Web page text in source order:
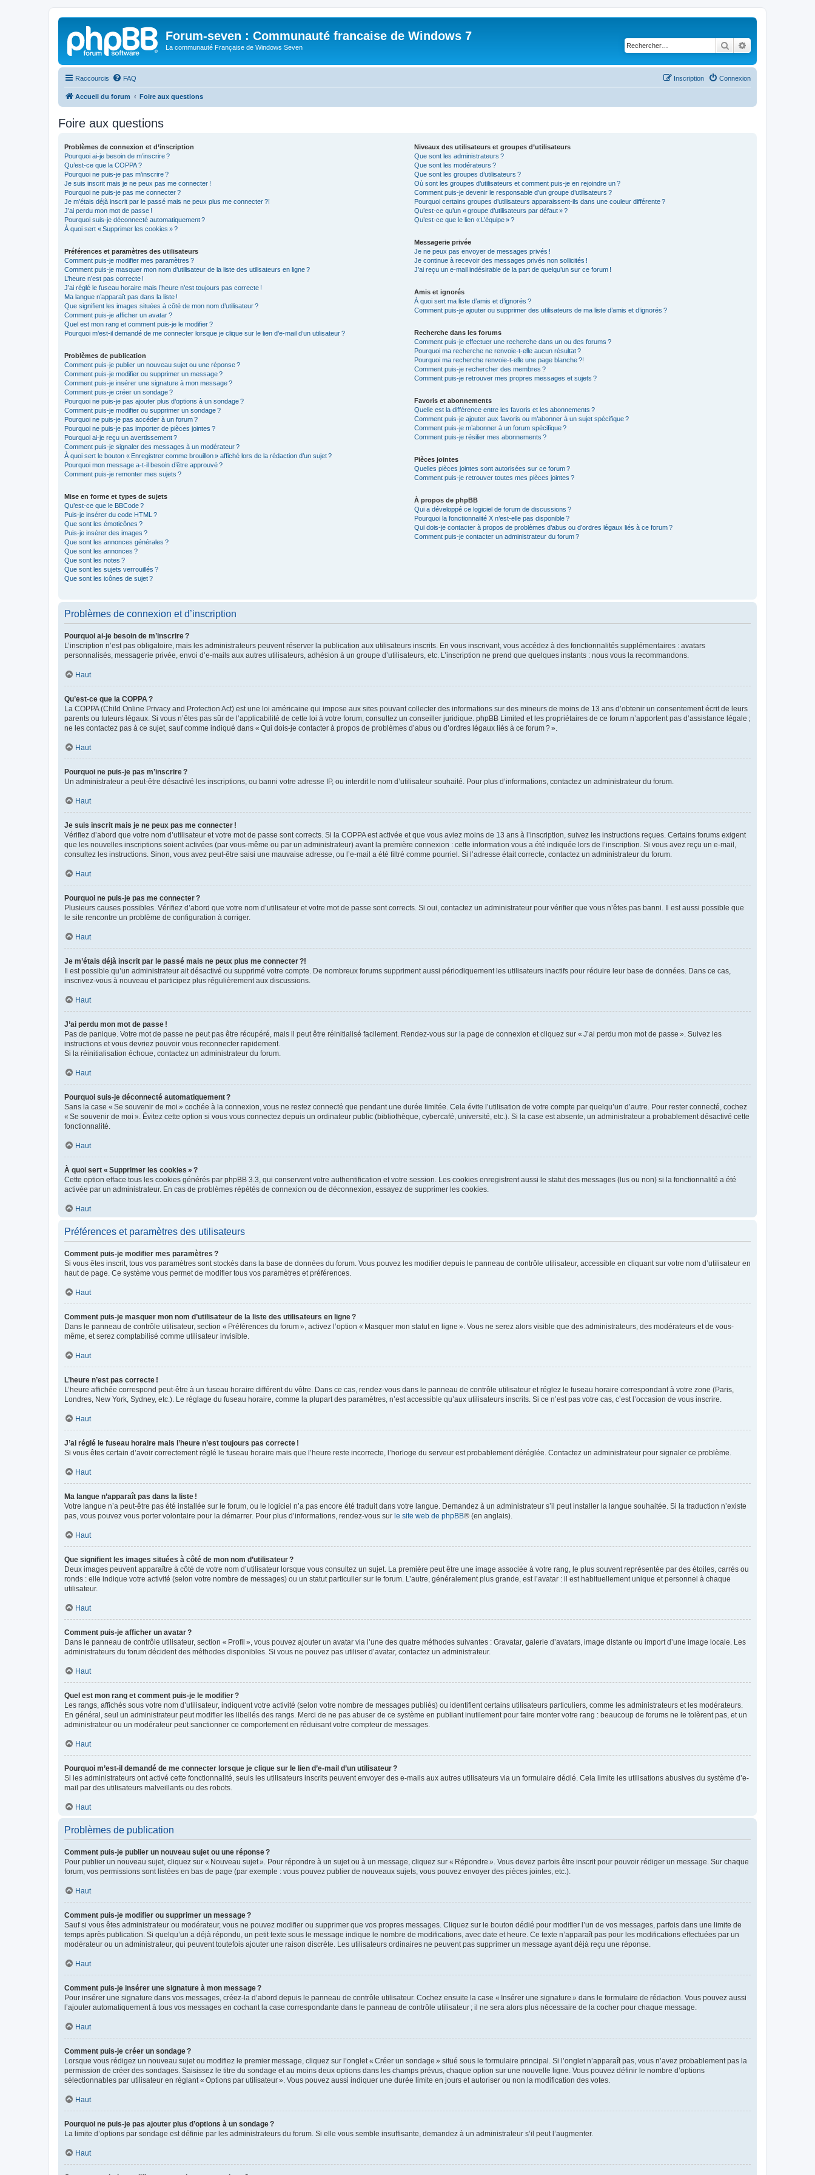
Forum-seven : Communauté francaise de Windows 7
La communauté Française de Windows Seven Rechercher
Raccourcis FAQ Connexion
Inscription
Accueil du forum Foire aux questions
Foire aux questions
Problèmes de connexion et d’inscription
Pourquoi ai-je besoin de m’inscrire ?
Qu’est-ce que la COPPA ?
Pourquoi ne puis-je pas m’inscrire ?
Je suis inscrit mais je ne peux pas me connecter !
Pourquoi ne puis-je pas me connecter ?
Je m’étais déjà inscrit par le passé mais ne peux plus me connecter ?!
J’ai perdu mon mot de passe !
Pourquoi suis-je déconnecté automatiquement ?
À quoi sert « Supprimer les cookies » ?
Préférences et paramètres des utilisateurs
Comment puis-je modifier mes paramètres ?
Comment puis-je masquer mon nom d’utilisateur de la liste des utilisateurs en ligne ?
L’heure n’est pas correcte !
J’ai réglé le fuseau horaire mais l’heure n’est toujours pas correcte !
Ma langue n’apparaît pas dans la liste !
Que signifient les images situées à côté de mon nom d’utilisateur ?
Comment puis-je afficher un avatar ?
Quel est mon rang et comment puis-je le modifier ?
Pourquoi m’est-il demandé de me connecter lorsque je clique sur le lien d’e-mail d’un utilisateur ?
Problèmes de publication
Comment puis-je publier un nouveau sujet ou une réponse ?
Comment puis-je modifier ou supprimer un message ?
Comment puis-je insérer une signature à mon message ?
Comment puis-je créer un sondage ?
Pourquoi ne puis-je pas ajouter plus d’options à un sondage ?
Comment puis-je modifier ou supprimer un sondage ?
Pourquoi ne puis-je pas accéder à un forum ?
Pourquoi ne puis-je pas importer de pièces jointes ?
Pourquoi ai-je reçu un avertissement ?
Comment puis-je signaler des messages à un modérateur ?
À quoi sert le bouton « Enregistrer comme brouillon » affiché lors de la rédaction d’un sujet ?
Pourquoi mon message a-t-il besoin d’être approuvé ?
Comment puis-je remonter mes sujets ?
Mise en forme et types de sujets
Qu’est-ce que le BBCode ?
Puis-je insérer du code HTML ?
Que sont les émoticônes ?
Puis-je insérer des images ?
Que sont les annonces générales ?
Que sont les annonces ?
Que sont les notes ?
Que sont les sujets verrouillés ?
Que sont les icônes de sujet ?
Niveaux des utilisateurs et groupes d’utilisateurs
Que sont les administrateurs ?
Que sont les modérateurs ?
Que sont les groupes d’utilisateurs ?
Où sont les groupes d’utilisateurs et comment puis-je en rejoindre un ?
Comment puis-je devenir le responsable d’un groupe d’utilisateurs ?
Pourquoi certains groupes d’utilisateurs apparaissent-ils dans une couleur différente ?
Qu’est-ce qu’un « groupe d’utilisateurs par défaut » ?
Qu’est-ce que le lien « L’équipe » ?
Messagerie privée
Je ne peux pas envoyer de messages privés !
Je continue à recevoir des messages privés non sollicités !
J’ai reçu un e-mail indésirable de la part de quelqu’un sur ce forum !
Amis et ignorés
À quoi sert ma liste d’amis et d’ignorés ?
Comment puis-je ajouter ou supprimer des utilisateurs de ma liste d’amis et d’ignorés ?
Recherche dans les forums
Comment puis-je effectuer une recherche dans un ou des forums ?
Pourquoi ma recherche ne renvoie-t-elle aucun résultat ?
Pourquoi ma recherche renvoie-t-elle une page blanche ?!
Comment puis-je rechercher des membres ?
Comment puis-je retrouver mes propres messages et sujets ?
Favoris et abonnements
Quelle est la différence entre les favoris et les abonnements ?
Comment puis-je ajouter aux favoris ou m’abonner à un sujet spécifique ?
Comment puis-je m’abonner à un forum spécifique ?
Comment puis-je résilier mes abonnements ?
Pièces jointes
Quelles pièces jointes sont autorisées sur ce forum ?
Comment puis-je retrouver toutes mes pièces jointes ?
À propos de phpBB
Qui a développé ce logiciel de forum de discussions ?
Pourquoi la fonctionnalité X n’est-elle pas disponible ?
Qui dois-je contacter à propos de problèmes d’abus ou d’ordres légaux liés à ce forum ?
Comment puis-je contacter un administrateur du forum ?
Problèmes de connexion et d’inscription
Pourquoi ai-je besoin de m’inscrire ?
L’inscription n’est pas obligatoire, mais les administrateurs peuvent réserver la publication aux utilisateurs inscrits. En vous inscrivant, vous accédez à des fonctionnalités supplémentaires : avatars
personnalisés, messagerie privée, envoi d’e-mails aux autres utilisateurs, adhésion à un groupe d’utilisateurs, etc. L’inscription ne prend que quelques instants : nous vous la recommandons.
Haut
Qu’est-ce que la COPPA ?
La COPPA (Child Online Privacy and Protection Act) est une loi américaine qui impose aux sites pouvant collecter des informations sur des mineurs de moins de 13 ans d’obtenir un consentement écrit de leurs
parents ou tuteurs légaux. Si vous n’êtes pas sûr de l’applicabilité de cette loi à votre forum, consultez un conseiller juridique. phpBB Limited et les propriétaires de ce forum n’apportent pas d’assistance légale ;
ne les contactez pas à ce sujet, sauf comme indiqué dans « Qui dois-je contacter à propos de problèmes d’abus ou d’ordres légaux liés à ce forum ? ».
Haut
Pourquoi ne puis-je pas m’inscrire ?
Un administrateur a peut-être désactivé les inscriptions, ou banni votre adresse IP, ou interdit le nom d’utilisateur souhaité. Pour plus d’informations, contactez un administrateur du forum.
Haut
Je suis inscrit mais je ne peux pas me connecter !
Vérifiez d’abord que votre nom d’utilisateur et votre mot de passe sont corrects. Si la COPPA est activée et que vous aviez moins de 13 ans à l’inscription, suivez les instructions reçues. Certains forums exigent
que les nouvelles inscriptions soient activées (par vous-même ou par un administrateur) avant la première connexion : cette information vous a été indiquée lors de l’inscription. Si vous avez reçu un e-mail,
consultez les instructions. Sinon, vous avez peut-être saisi une mauvaise adresse, ou l’e-mail a été filtré comme pourriel. Si l’adresse était correcte, contactez un administrateur du forum.
Haut
Pourquoi ne puis-je pas me connecter ?
Plusieurs causes possibles. Vérifiez d’abord que votre nom d’utilisateur et votre mot de passe sont corrects. Si oui, contactez un administrateur pour vérifier que vous n’êtes pas banni. Il est aussi possible que
le site rencontre un problème de configuration à corriger.
Haut
Je m’étais déjà inscrit par le passé mais ne peux plus me connecter ?!
Il est possible qu’un administrateur ait désactivé ou supprimé votre compte. De nombreux forums suppriment aussi périodiquement les utilisateurs inactifs pour réduire leur base de données. Dans ce cas,
inscrivez-vous à nouveau et participez plus régulièrement aux discussions.
Haut
J’ai perdu mon mot de passe !
Pas de panique. Votre mot de passe ne peut pas être récupéré, mais il peut être réinitialisé facilement. Rendez-vous sur la page de connexion et cliquez sur « J’ai perdu mon mot de passe ». Suivez les
instructions et vous devriez pouvoir vous reconnecter rapidement.
Si la réinitialisation échoue, contactez un administrateur du forum.
Haut
Pourquoi suis-je déconnecté automatiquement ?
Sans la case « Se souvenir de moi » cochée à la connexion, vous ne restez connecté que pendant une durée limitée. Cela évite l’utilisation de votre compte par quelqu’un d’autre. Pour rester connecté, cochez
« Se souvenir de moi ». Évitez cette option si vous vous connectez depuis un ordinateur public (bibliothèque, cybercafé, université, etc.). Si la case est absente, un administrateur a probablement désactivé cette
fonctionnalité.
Haut
À quoi sert « Supprimer les cookies » ?
Cette option efface tous les cookies générés par phpBB 3.3, qui conservent votre authentification et votre session. Les cookies enregistrent aussi le statut des messages (lus ou non) si la fonctionnalité a été
activée par un administrateur. En cas de problèmes répétés de connexion ou de déconnexion, essayez de supprimer les cookies.
Haut
Préférences et paramètres des utilisateurs
Comment puis-je modifier mes paramètres ?
Si vous êtes inscrit, tous vos paramètres sont stockés dans la base de données du forum. Vous pouvez les modifier depuis le panneau de contrôle utilisateur, accessible en cliquant sur votre nom d’utilisateur en
haut de page. Ce système vous permet de modifier tous vos paramètres et préférences.
Haut
Comment puis-je masquer mon nom d’utilisateur de la liste des utilisateurs en ligne ?
Dans le panneau de contrôle utilisateur, section « Préférences du forum », activez l’option « Masquer mon statut en ligne ». Vous ne serez alors visible que des administrateurs, des modérateurs et de vous-
même, et serez comptabilisé comme utilisateur invisible.
Haut
L’heure n’est pas correcte !
L’heure affichée correspond peut-être à un fuseau horaire différent du vôtre. Dans ce cas, rendez-vous dans le panneau de contrôle utilisateur et réglez le fuseau horaire correspondant à votre zone (Paris,
Londres, New York, Sydney, etc.). Le réglage du fuseau horaire, comme la plupart des paramètres, n’est accessible qu’aux utilisateurs inscrits. Si ce n’est pas votre cas, c’est l’occasion de vous inscrire.
Haut
J’ai réglé le fuseau horaire mais l’heure n’est toujours pas correcte !
Si vous êtes certain d’avoir correctement réglé le fuseau horaire mais que l’heure reste incorrecte, l’horloge du serveur est probablement déréglée. Contactez un administrateur pour signaler ce problème.
Haut
Ma langue n’apparaît pas dans la liste !
Votre langue n’a peut-être pas été installée sur le forum, ou le logiciel n’a pas encore été traduit dans votre langue. Demandez à un administrateur s’il peut installer la langue souhaitée. Si la traduction n’existe
pas, vous pouvez vous porter volontaire pour la démarrer. Pour plus d’informations, rendez-vous sur le site web de phpBB® (en anglais).
Haut
Que signifient les images situées à côté de mon nom d’utilisateur ?
Deux images peuvent apparaître à côté de votre nom d’utilisateur lorsque vous consultez un sujet. La première peut être une image associée à votre rang, le plus souvent représentée par des étoiles, carrés ou
ronds : elle indique votre activité (selon votre nombre de messages) ou un statut particulier sur le forum. L’autre, généralement plus grande, est l’avatar : il est habituellement unique et personnel à chaque
utilisateur.
Haut
Comment puis-je afficher un avatar ?
Dans le panneau de contrôle utilisateur, section « Profil », vous pouvez ajouter un avatar via l’une des quatre méthodes suivantes : Gravatar, galerie d’avatars, image distante ou import d’une image locale. Les
administrateurs du forum décident des méthodes disponibles. Si vous ne pouvez pas utiliser d’avatar, contactez un administrateur.
Haut
Quel est mon rang et comment puis-je le modifier ?
Les rangs, affichés sous votre nom d’utilisateur, indiquent votre activité (selon votre nombre de messages publiés) ou identifient certains utilisateurs particuliers, comme les administrateurs et les modérateurs.
En général, seul un administrateur peut modifier les libellés des rangs. Merci de ne pas abuser de ce système en publiant inutilement pour faire monter votre rang : beaucoup de forums ne le tolèrent pas, et un
administrateur ou un modérateur peut sanctionner ce comportement en réduisant votre compteur de messages.
Haut
Pourquoi m’est-il demandé de me connecter lorsque je clique sur le lien d’e-mail d’un utilisateur ?
Si les administrateurs ont activé cette fonctionnalité, seuls les utilisateurs inscrits peuvent envoyer des e-mails aux autres utilisateurs via un formulaire dédié. Cela limite les utilisations abusives du système d’e-
mail par des utilisateurs malveillants ou des robots.
Haut
Problèmes de publication
Comment puis-je publier un nouveau sujet ou une réponse ?
Pour publier un nouveau sujet, cliquez sur « Nouveau sujet ». Pour répondre à un sujet ou à un message, cliquez sur « Répondre ». Vous devez parfois être inscrit pour pouvoir rédiger un message. Sur chaque
forum, vos permissions sont listées en bas de page (par exemple : vous pouvez publier de nouveaux sujets, vous pouvez envoyer des pièces jointes, etc.).
Haut
Comment puis-je modifier ou supprimer un message ?
Sauf si vous êtes administrateur ou modérateur, vous ne pouvez modifier ou supprimer que vos propres messages. Cliquez sur le bouton dédié pour modifier l’un de vos messages, parfois dans une limite de
temps après publication. Si quelqu’un a déjà répondu, un petit texte sous le message indique le nombre de modifications, avec date et heure. Ce texte n’apparaît pas pour les modifications effectuées par un
modérateur ou un administrateur, qui peuvent toutefois ajouter une raison discrète. Les utilisateurs ordinaires ne peuvent pas supprimer un message ayant déjà reçu une réponse.
Haut
Comment puis-je insérer une signature à mon message ?
Pour insérer une signature dans vos messages, créez-la d’abord depuis le panneau de contrôle utilisateur. Cochez ensuite la case « Insérer une signature » dans le formulaire de rédaction. Vous pouvez aussi
l’ajouter automatiquement à tous vos messages en cochant la case correspondante dans le panneau de contrôle utilisateur ; il ne sera alors plus nécessaire de la cocher pour chaque message.
Haut
Comment puis-je créer un sondage ?
Lorsque vous rédigez un nouveau sujet ou modifiez le premier message, cliquez sur l’onglet « Créer un sondage » situé sous le formulaire principal. Si l’onglet n’apparaît pas, vous n’avez probablement pas la
permission de créer des sondages. Saisissez le titre du sondage et au moins deux options dans les champs prévus, chaque option sur une nouvelle ligne. Vous pouvez définir le nombre d’options
sélectionnables par utilisateur en réglant « Options par utilisateur ». Vous pouvez aussi indiquer une durée limite en jours et autoriser ou non la modification des votes.
Haut
Pourquoi ne puis-je pas ajouter plus d’options à un sondage ?
La limite d’options par sondage est définie par les administrateurs du forum. Si elle vous semble insuffisante, demandez à un administrateur s’il peut l’augmenter.
Haut